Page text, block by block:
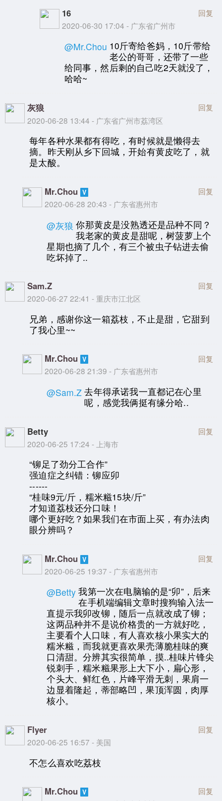
16
2020-06-30 17:04 - 广东省广州市
回复
@Mr.Chou 10斤寄给爸妈，10斤带给
老公的哥哥，还带了一些
给同事，然后剩的自己吃2天就没了，
哈哈~
灰狼
2020-06-28 13:44 - 广东省广州市荔湾区
回复
每年各种水果都有得吃，有时候就是懒得去
摘。昨天刚从乡下回城，开始有黄皮吃了，就
是太酸。
Mr.Chou
2020-06-28 20:43 - 广东省惠州市
回复
@灰狼 你那黄皮是没熟透还是品种不同？
我老家的黄皮是甜呢，树菠萝上个
星期也摘了几个，有三个被虫子钻进去偷
吃坏掉了..
Sam.Z
2020-06-27 22:41 - 重庆市江北区
回复
兄弟，感谢你这一箱荔枝，不止是甜，它甜到
了我心里~~
Mr.Chou
2020-06-28 21:39 - 广东省惠州市
回复
@Sam.Z 去年得承诺我一直都记在心里
呢，感觉我俩挺有缘分哈..
Betty
2020-06-25 17:24 - 上海市
回复
“铆足了劲分工合作”
强迫症之纠错：铆应卯
------
“桂味9元/斤，糯米糍15块/斤”
才知道荔枝还分口味！
哪个更好吃？如果我们在市面上买，有办法肉
眼分辨吗？
Mr.Chou
2020-06-25 19:37 - 广东省惠州市
回复
@Betty 我第一次在电脑输的是“卯”，后来
在手机端编辑文章时搜狗输入法一
直提示我卯改铆，随后一点就改成了铆；
这两品种并不是说价格贵的一方就好吃，
主要看个人口味，有人喜欢核小果实大的
糯米糍，而我就更喜欢果壳薄脆桂味的爽
口清甜。分辨其实很简单，摸..桂味片锋尖
锐刺手，糯米糍果形上大下小，扁心形，
个头大、鲜红色，片峰平滑无刺，果肩一
边显着隆起，蒂部略凹，果顶浑圆，肉厚
核小。
Flyer
2020-06-25 16:57 - 美国
回复
不怎么喜欢吃荔枝
Mr.Chou 回复